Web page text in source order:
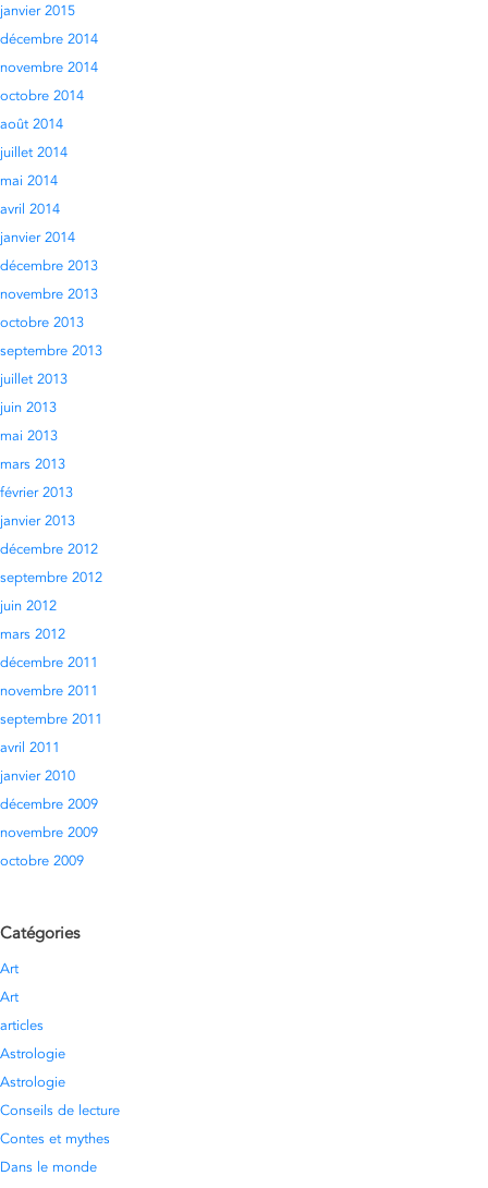
janvier 2015
décembre 2014
novembre 2014
octobre 2014
août 2014
juillet 2014
mai 2014
avril 2014
janvier 2014
décembre 2013
novembre 2013
octobre 2013
septembre 2013
juillet 2013
juin 2013
mai 2013
mars 2013
février 2013
janvier 2013
décembre 2012
septembre 2012
juin 2012
mars 2012
décembre 2011
novembre 2011
septembre 2011
avril 2011
janvier 2010
décembre 2009
novembre 2009
octobre 2009
Catégories
Art
Art
articles
Astrologie
Astrologie
Conseils de lecture
Contes et mythes
Dans le monde